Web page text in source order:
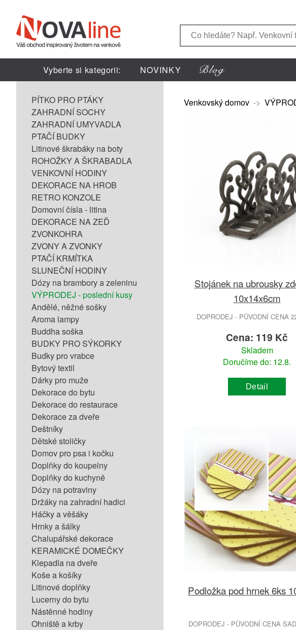
Vyberte si kategorii: NOVINKY
PÍTKO PRO PTÁKY
ZAHRADNÍ SOCHY
ZAHRADNÍ UMYVADLA
PTAČÍ BUDKY
Litinové škrabáky na boty
ROHOŽKY A ŠKRABADLA
VENKOVNÍ HODINY
DEKORACE NA HROB
RETRO KONZOLE
Domovní čísla - litina
DEKORACE NA ZEĎ
ZVONKOHRA
ZVONY A ZVONKY
PTAČÍ KRMÍTKA
SLUNEČNÍ HODINY
Dózy na brambory a zeleninu
VÝPRODEJ - poslední kusy
Andělé, něžné sošky
Aroma lampy
Buddha soška
BUDKY PRO SÝKORKY
Budky pro vrabce
Bytový textil
Dárky pro muže
Dekorace do bytu
Dekorace do restaurace
Dekorace za dveře
Deštníky
Dětské stoličky
Domov pro psa i kočku
Doplňky do koupelny
Doplňky do kuchyně
Dózy na potraviny
Držáky na zahradní hadici
Háčky a věšáky
Hrnky a šálky
Chalupářské dekorace
KERAMICKÉ DOMEČKY
Klepadla na dveře
Koše a košíky
Litinové doplňky
Lucerny do bytu
Nástěnné hodiny
Ohniště a krby
Venkovský domov ->
Stojánek na ubrousky
10x14x6cm
DOPRODEJ - PŮVODNÍ CENA
Cena: 119 Kč
Skladem
Doručíme do: 12.8.
Detail
Podložka pod hrnek 6ks
DOPRODEJ - PŮVODNÍ CENA